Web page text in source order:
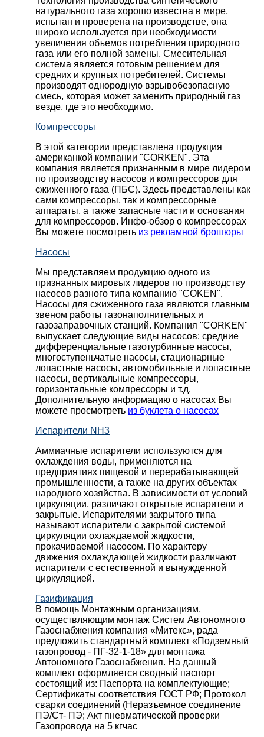
натурального газа хорошо известна в мире,
испытан и проверена на производстве, она
широко используется при необходимости
увеличения объемов потребления природного
газа или его полной замены. Смесительная
система является готовым решением для
средних и крупных потребителей. Системы
производят однородную взрывобезопасную
смесь, которая может заменить природный газ
везде, где это необходимо.
Компрессоры
В этой категории представлена продукция
американкой компании "CORKEN". Эта
компания является признанным в мире лидером
по производству насосов и компрессоров для
сжиженного газа (ПБС). Здесь представлены как
сами компрессоры, так и компрессорные
аппараты, а также запасные части и основания
для компрессоров. Инфо-обзор о компрессорах
Вы можете посмотреть из рекламной брошюры
Насосы
Мы представляем продукцию одного из
признанных мировых лидеров по производству
насосов разного типа компанию "COKEN".
Насосы для сжиженного газа являются главным
звеном работы газонаполнительных и
газозаправочных станций. Компания "CORKEN"
выпускает следующие виды насосов: cредние
дифференциальные газотурбинные насосы,
многоступеньчатые насосы, стационарные
лопастные насосы, автомобильные и лопaстные
насосы, вертикальные компрессоры,
горизонтальные компрессоры и т.д.
Дополнительную информацию о насосах Вы
можете просмотреть из буклета о насосах
Испарители NH3
Аммиачные испарители используются для
охлаждения воды, применяются на
предприятиях пищевой и перерабатывающей
промышленности, а также на других объектах
народного хозяйства. В зависимости от условий
циркуляции, различают открытые испарители и
закрытые. Испарителями закрытого типа
называют испарители с закрытой системой
циркуляции охлаждаемой жидкости,
прокачиваемой насосом. По характеру
движения охлаждающей жидкости различают
испарители с естественной и вынужденной
циркуляцией.
Газификация
В помощь Монтажным организациям,
осуществляющим монтаж Систем Автономного
Газоснабжения компания «Митекс», рада
предложить стандартный комплект «Подземный
газопровод - ПГ-32-1-18» для монтажа
Автономного Газоснабжения. На данный
комплект оформляется сводный паспорт
состоящий из: Паспорта на комплектующие;
Сертификаты соответствия ГОСТ РФ; Протокол
сварки соединений (Неразъемное соединение
ПЭ/Ст- ПЭ; Акт пневматической проверки
Газопровода на 5 кгчас